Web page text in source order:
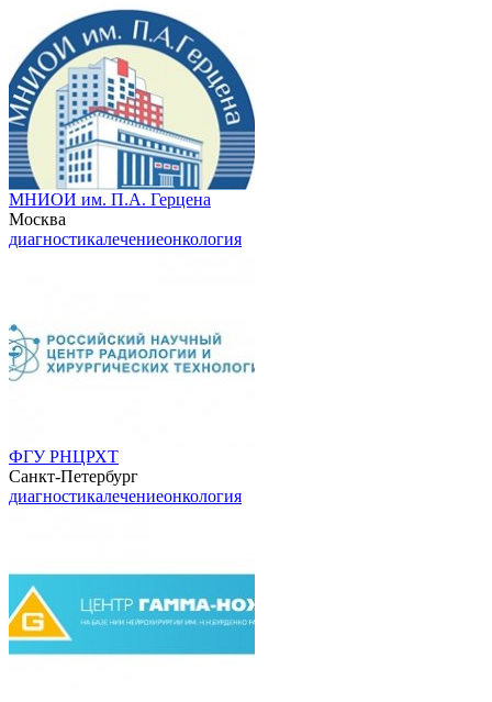
МНИОИ им. П.А. Герцена
Москва
диагностикалечениеонкология
ФГУ РНЦРХТ
Санкт-Петербург
диагностикалечениеонкология